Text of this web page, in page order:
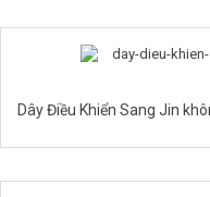
Dây Điều Khiển Sang Jin